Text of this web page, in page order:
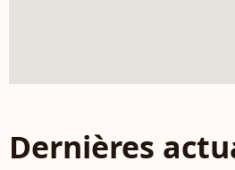
Dernières